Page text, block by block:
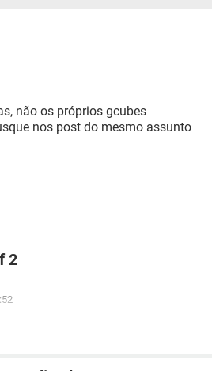
não os próprios gcubes
nos post do mesmo assunto
2